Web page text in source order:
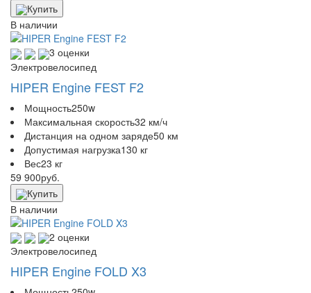
Купить
В наличии
3 оценки
Электровелосипед
HIPER Engine FEST F2
Мощность250w
Максимальная скорость32 км/ч
Дистанция на одном заряде50 км
Допустимая нагрузка130 кг
Вес23 кг
59 900руб.
Купить
В наличии
2 оценки
Электровелосипед
HIPER Engine FOLD X3